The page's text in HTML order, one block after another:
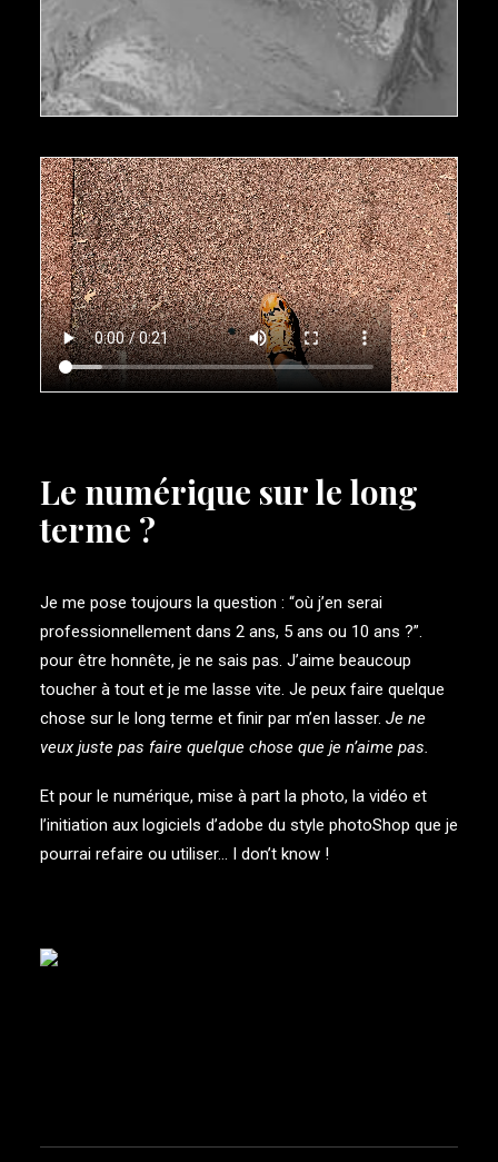
Le numérique sur le long
terme ?
Je me pose toujours la question : “où j’en serai
professionnellement dans 2 ans, 5 ans ou 10 ans ?”.
pour être honnête, je ne sais pas. J’aime beaucoup
toucher à tout et je me lasse vite. Je peux faire quelque
chose sur le long terme et finir par m’en lasser. Je ne
veux juste pas faire quelque chose que je n’aime pas.
Et pour le numérique, mise à part la photo, la vidéo et
l’initiation aux logiciels d’adobe du style photoShop que je
pourrai refaire ou utiliser… I don’t know !